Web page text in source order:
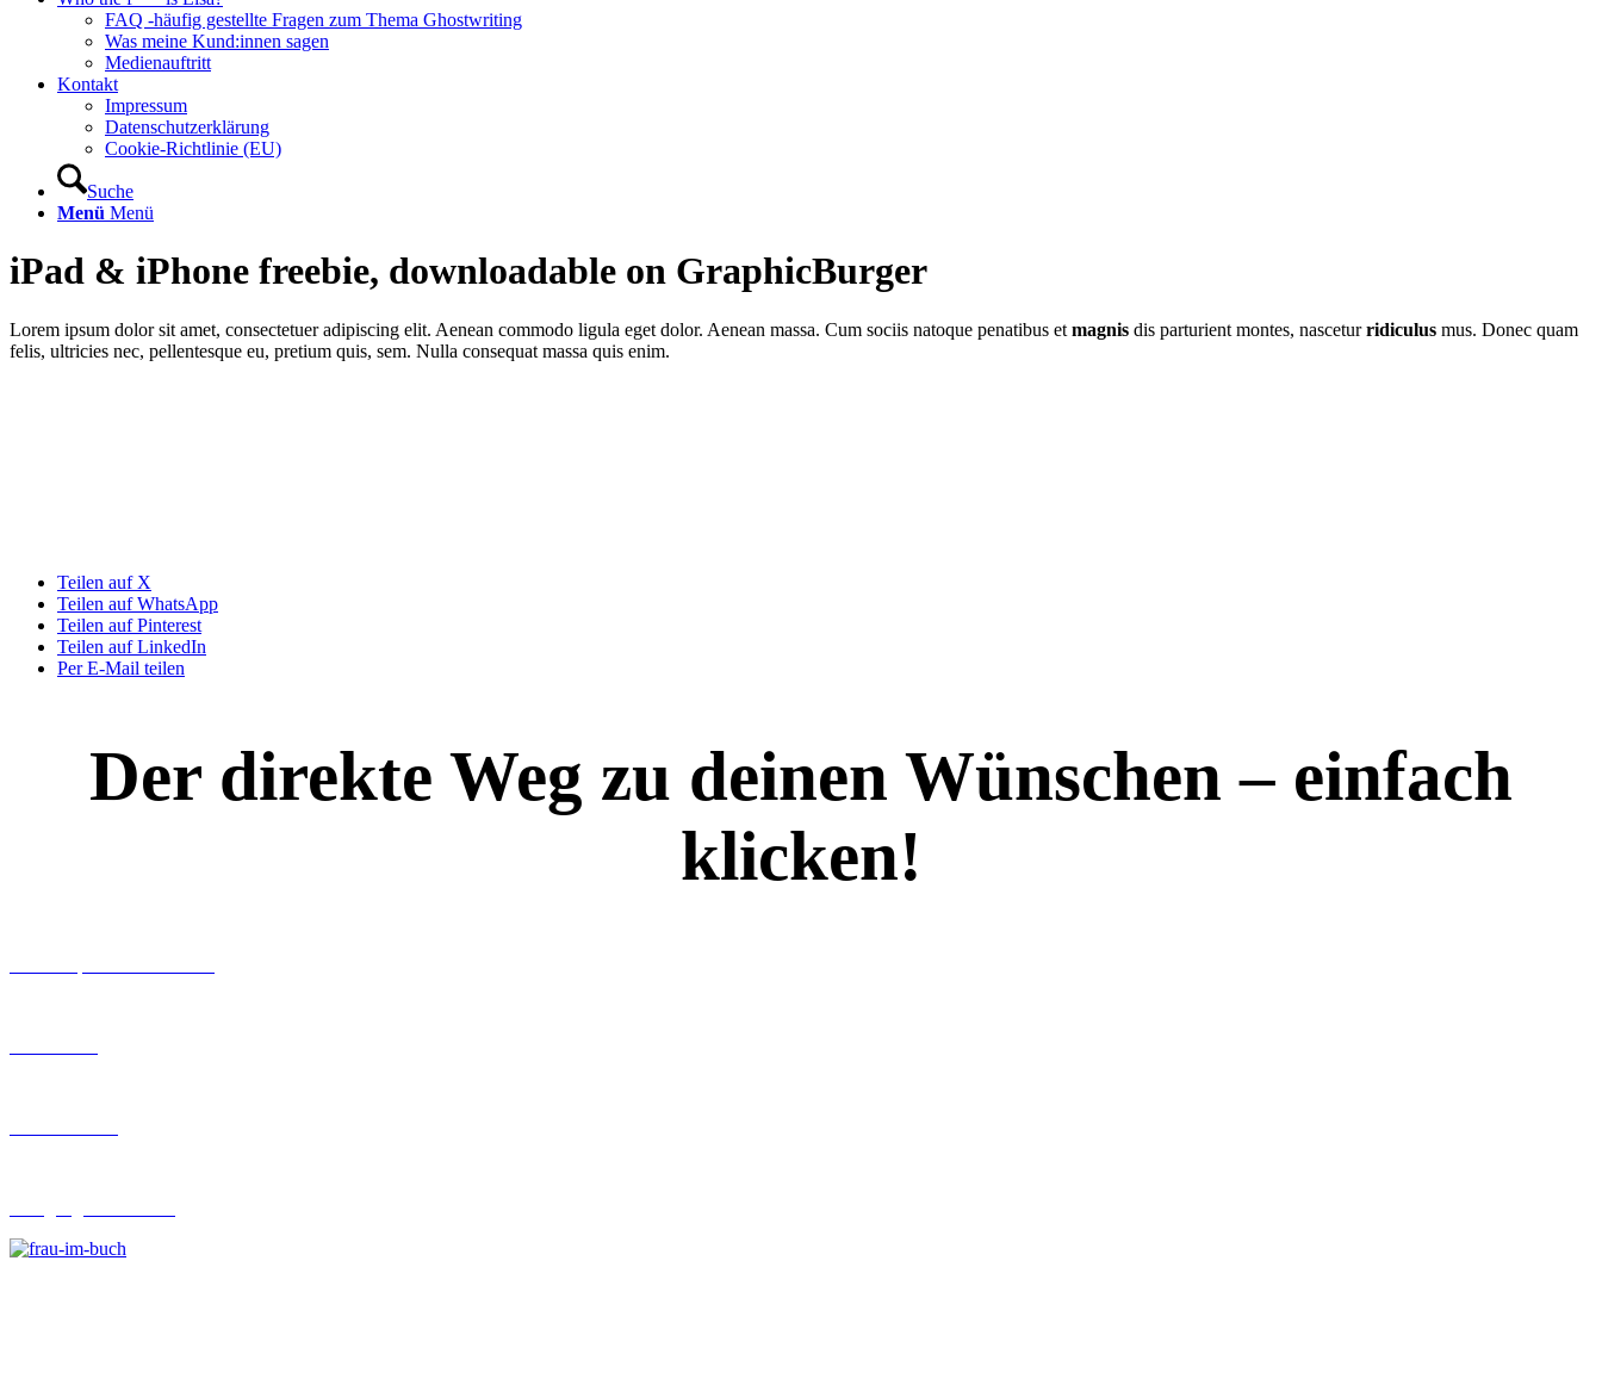
FAQ -häufig gestellte Fragen zum Thema Ghostwriting
Was meine Kund:innen sagen
Medienauftritt
Kontakt
Impressum
Datenschutzerklärung
Cookie-Richtlinie (EU)
Suche
Menü Menü
iPad & iPhone freebie, downloadable on GraphicBurger
Lorem ipsum dolor sit amet, consectetuer adipiscing elit. Aenean commodo ligula eget dolor. Aenean massa. Cum sociis natoque penatibus et magnis dis parturient montes, nasceturridiculus mus. Donec quam
felis, ultricies nec, pellentesque eu, pretium quis, sem. Nulla consequat massa quis enim.
Teilen auf X
Teilen auf WhatsApp
Teilen auf Pinterest
Teilen auf LinkedIn
Per E-Mail teilen
Der direkte Weg zu deinen Wünschen – einfach
klicken!